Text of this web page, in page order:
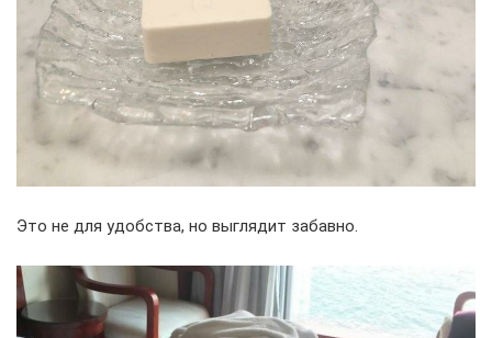
Это не для удобства, но выглядит забавно.